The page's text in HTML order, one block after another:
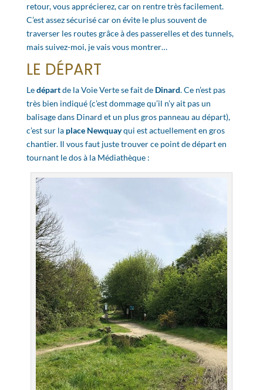
retour, vous apprécierez, car on rentre très facilement.
C’est assez sécurisé car on évite le plus souvent de
traverser les routes grâce à des passerelles et des tunnels,
mais suivez-moi, je vais vous montrer…
LE DÉPART
Ledépartde la Voie Verte se fait de Dinard. Ce n’est pas
très bien indiqué (c’est dommage qu’il n’y ait pas un
balisage dans Dinard et un plus gros panneau au départ),
c’est sur la place Newquayqui est actuellement en gros
chantier. Il vous faut juste trouver ce point de départ en
tournant le dos à la Médiathèque :